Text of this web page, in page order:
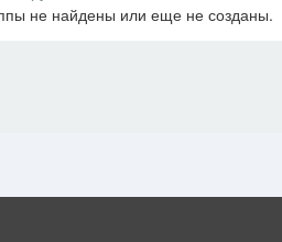
не найдены или еще не созданы.